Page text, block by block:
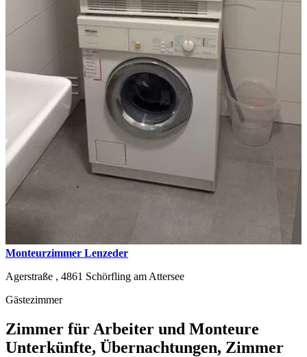
Monteurzimmer Lenzeder
Agerstraße , 4861 Schörfling am Attersee
Gästezimmer
Zimmer für Arbeiter und Monteure
Unterkünfte, Übernachtungen, Zimmer